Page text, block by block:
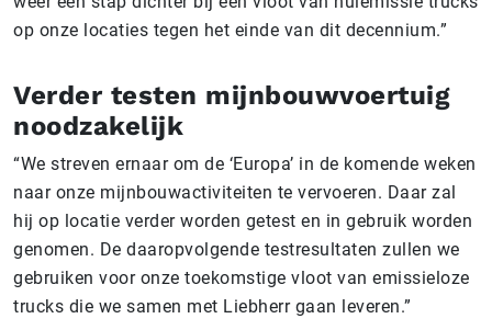
op onze locaties tegen het einde van dit decennium.”
Verder testen mijnbouwvoertuig
noodzakelijk
“We streven ernaar om de ‘Europa’ in de komende weken
naar onze mijnbouwactiviteiten te vervoeren. Daar zal
hij op locatie verder worden getest en in gebruik worden
genomen. De daaropvolgende testresultaten zullen we
gebruiken voor onze toekomstige vloot van emissieloze
trucks die we samen met Liebherr gaan leveren.”